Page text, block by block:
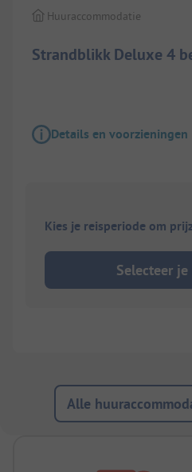
Strandblikk Deluxe 4
Huuraccommodatie
Details en voorzieningen
Kies je reisperiode om
Selecteer
Alle